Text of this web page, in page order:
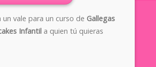
un vale para un curso de Gallegas
Infantil a quien tú quieras